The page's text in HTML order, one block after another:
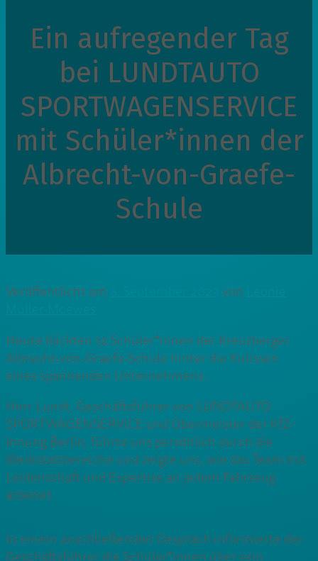
Ein aufregender Tag
bei LUNDTAUTO
SPORTWAGENSERVICE
mit Schüler*innen der
Albrecht-von-Graefe-
Schule
Veröffentlicht am von
Heute blickten 12 Schüler*innen der Kreuzberger
Albrecht-von-Graefe-Schule hinter die Kulissen
eines spannenden Unternehmens.
Herr Lundt, Geschäftsführer von LUNDTAUTO
SPORTWAGENSERVICE und Obermeister der KfZ-
Innung Berlin, führte uns persönlich durch die
Werkstattbereiche und zeigte uns, wie das Team mit
Leidenschaft und Expertise an jedem Fahrzeug
arbeitet.
In einem anschließenden Gespräch informierte der
Geschäftsführer die Schüler*innen über sein